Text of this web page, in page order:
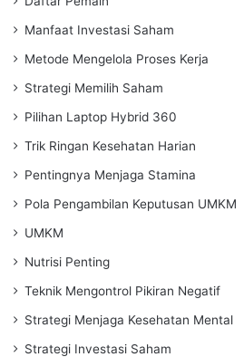
Manfaat Investasi Saham
Metode Mengelola Proses Kerja
Strategi Memilih Saham
Pilihan Laptop Hybrid 360
Trik Ringan Kesehatan Harian
Pentingnya Menjaga Stamina
Pola Pengambilan Keputusan UMKM
UMKM
Nutrisi Penting
Teknik Mengontrol Pikiran Negatif
Strategi Menjaga Kesehatan Mental
Strategi Investasi Saham